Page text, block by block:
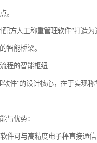
。
配方人工称重管理软件”打造为
智能桥梁。
程的智能枢纽
软件”的设计核心，在于实现称
与优势：
件可与高精度电子秤直接通